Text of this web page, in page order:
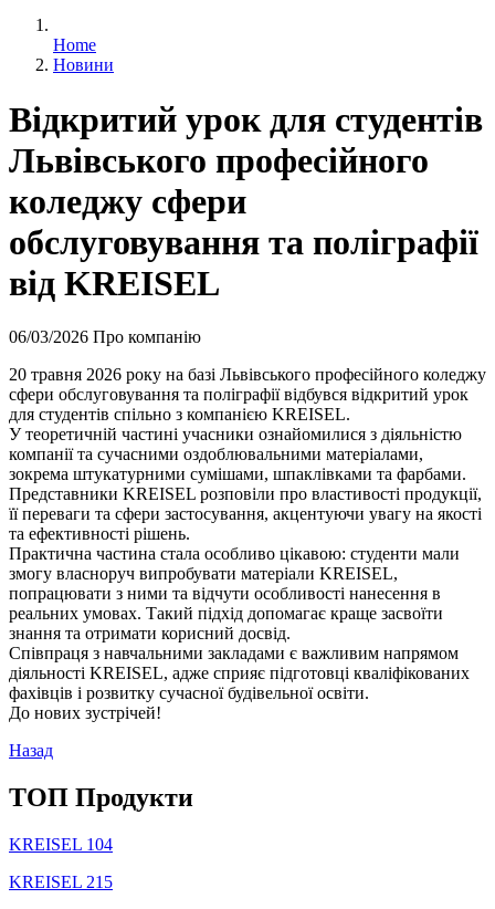
Home
Новини
Відкритий урок для студентів
Львівського професійного
коледжу сфери
обслуговування та поліграфії
від KREISEL
06/03/2026 Про компанію
20 травня 2026 року на базі Львівського професійного коледжу
сфери обслуговування та поліграфії відбувся відкритий урок
для студентів спільно з компанією KREISEL.
У теоретичній частині учасники ознайомилися з діяльністю
компанії та сучасними оздоблювальними матеріалами,
зокрема штукатурними сумішами, шпаклівками та фарбами.
Представники KREISEL розповіли про властивості продукції,
її переваги та сфери застосування, акцентуючи увагу на якості
та ефективності рішень.
Практична частина стала особливо цікавою: студенти мали
змогу власноруч випробувати матеріали KREISEL,
попрацювати з ними та відчути особливості нанесення в
реальних умовах. Такий підхід допомагає краще засвоїти
знання та отримати корисний досвід.
Співпраця з навчальними закладами є важливим напрямом
діяльності KREISEL, адже сприяє підготовці кваліфікованих
фахівців і розвитку сучасної будівельної освіти.
До нових зустрічей!
Назад
TOП Продукти
KREISEL 104
KREISEL 215